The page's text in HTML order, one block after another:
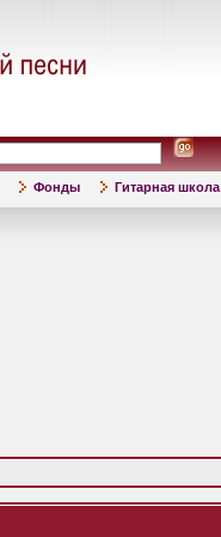
Фонды Гитарная школа